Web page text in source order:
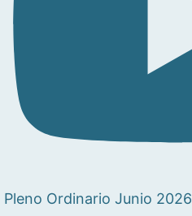
Pleno Ordinario Junio 2026